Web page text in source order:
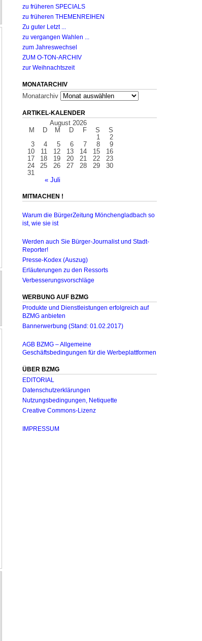
zu früheren SPECIALS
zu früheren THEMENREIHEN
Zu guter Letzt ...
zu vergangen Wahlen ...
zum Jahreswechsel
ZUM O-TON-ARCHIV
zur Weihnachtszeit
MONATARCHIV
Monatarchiv
ARTIKEL-KALENDER
August 2026
M
D M D F S S
« Juli
1
2
3
4 5 6 7 8
9
10
11 12 13 14 15
16
17
18 19 20 21 22
23
24
25 26 27 28 29
30
31
MITMACHEN !
Warum die BürgerZeitung Mönchengladbach so
ist, wie sie ist
Werden auch Sie Bürger-Journalist und Stadt-
Reporter!
Presse-Kodex (Auszug)
Erläuterungen zu den Ressorts
Verbesserungsvorschläge
WERBUNG AUF BZMG
Produkte und Dienstleistungen erfolgreich auf
BZMG anbieten
Bannerwerbung (Stand: 01.02.2017)
AGB BZMG – Allgemeine
Geschäftsbedingungen für die Werbeplattformen
ÜBER BZMG
EDITORIAL
Datenschutzerklärungen
Nutzungsbedingungen, Netiquette
Creative Commons-Lizenz
IMPRESSUM